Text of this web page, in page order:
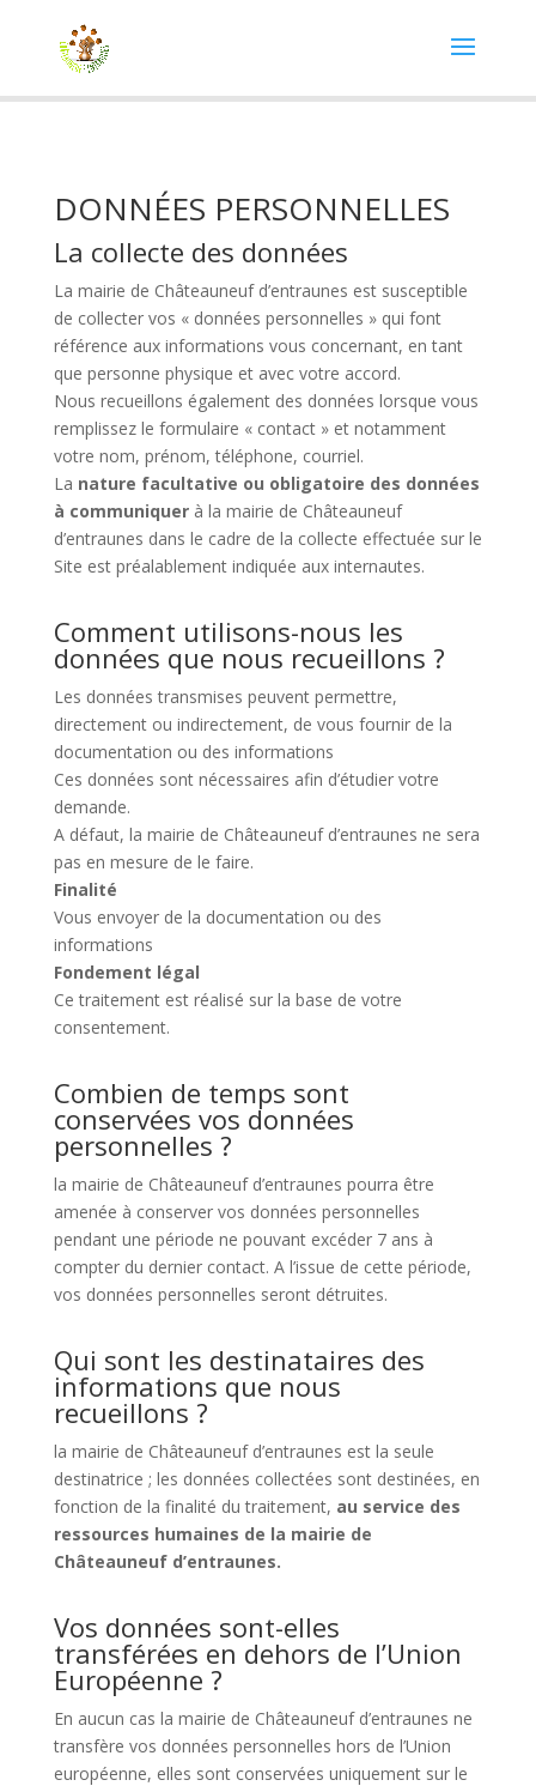
DONNÉES PERSONNELLES
La collecte des données
La mairie de Châteauneuf d’entraunes est susceptible
de collecter vos « données personnelles » qui font
référence aux informations vous concernant, en tant
que personne physique et avec votre accord.
Nous recueillons également des données lorsque vous
remplissez le formulaire « contact » et notamment
votre nom, prénom, téléphone, courriel.
La nature facultative ou obligatoire des données
à communiquerà la mairie de Châteauneuf
d’entraunes dans le cadre de la collecte effectuée sur le
Site est préalablement indiquée aux internautes.
Comment utilisons-nous les
données que nous recueillons ?
Les données transmises peuvent permettre,
directement ou indirectement, de vous fournir de la
documentation ou des informations
Ces données sont nécessaires afin d’étudier votre
demande.
A défaut, la mairie de Châteauneuf d’entraunes ne sera
pas en mesure de le faire.
Finalité
Vous envoyer de la documentation ou des
informations
Fondement légal
Ce traitement est réalisé sur la base de votre
consentement.
Combien de temps sont
conservées vos données
personnelles ?
la mairie de Châteauneuf d’entraunes pourra être
amenée à conserver vos données personnelles
pendant une période ne pouvant excéder 7 ans à
compter du dernier contact. A l’issue de cette période,
vos données personnelles seront détruites.
Qui sont les destinataires des
informations que nous
recueillons ?
la mairie de Châteauneuf d’entraunes est la seule
destinatrice ; les données collectées sont destinées, en
fonction de la finalité du traitement, au service des
ressources humaines de la mairie de
Châteauneuf d’entraunes.
Vos données sont-elles
transférées en dehors de l’Union
Européenne ?
En aucun cas la mairie de Châteauneuf d’entraunes ne
transfère vos données personnelles hors de l’Union
européenne, elles sont conservées uniquement sur le